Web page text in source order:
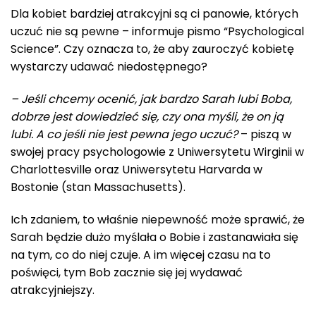
Dla kobiet bardziej atrakcyjni są ci panowie, których
uczuć nie są pewne – informuje pismo “Psychological
Science”. Czy oznacza to, że aby zauroczyć kobietę
wystarczy udawać niedostępnego?
– Jeśli chcemy ocenić, jak bardzo Sarah lubi Boba,
dobrze jest dowiedzieć się, czy ona myśli, że on ją
lubi. A co jeśli nie jest pewna jego uczuć?– piszą w
swojej pracy psychologowie z Uniwersytetu Wirginii w
Charlottesville oraz Uniwersytetu Harvarda w
Bostonie (stan Massachusetts).
Ich zdaniem, to właśnie niepewność może sprawić, że
Sarah będzie dużo myślała o Bobie i zastanawiała się
na tym, co do niej czuje. A im więcej czasu na to
poświęci, tym Bob zacznie się jej wydawać
atrakcyjniejszy.